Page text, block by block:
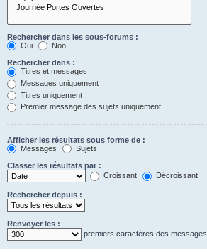
Rechercher dans les sous-forums :
Oui
Non
Rechercher dans :
Titres et messages
Messages uniquement
Titres uniquement
Premier message des sujets uniquement
Afficher les résultats sous forme de :
Messages
Sujets
Classer les résultats par :
Croissant
Décroissant
Rechercher depuis :
Renvoyer les :
premiers caractères des messages